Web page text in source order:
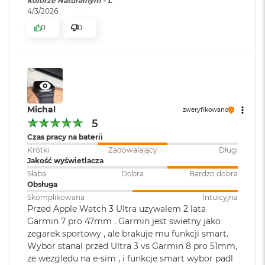
r
a
c
B
o
k
A
i
r
2
T
B
M
a
c
B
o
przygód, a duży, niezwykle jasny wyświetlacz Retina o
jasności do 3000 nitów sprawia, że wyświetlane treści
pozostają czytelne nawet w pełnym słońcu.
Dzięki łączności komórkowej eSIM możesz pozostawać w
muzykę bez konieczności noszenia przy sobie iPhone’a.
Praktyczne korzyści z wyboru tego zegarka
Inwestując w Apple Watch Ultra 3, zyskujesz niezawodny
zegarek, który kompleksowo dba o Twoje zdrowie i
kondycję. Zaawansowane czujniki monitorują Twój puls,
poziom tlenu we krwi, a nawet temperaturę skóry,
dostarczając cennych informacji o stanie zdrowia. Pamiętaj,
że kupując Apple Watch Ultra 3 w Lantre, masz pewność, że
sprzęt pochodzi z oficjalnej dystrybucji i posiada gwarancje
Apple.
4/3/2026
0
0
Michal zweryfikowano
5
Czas pracy na baterii
Krótki
Zadowalający
Długi
Jakość wyświetlacza
Słaba
Dobra
Bardzo dobra
Obsługa
Skomplikowana
Intuicyjna
Przed Apple Watch 3 Ultra uzywalem 2 lata
Garmin 7 pro 47mm . Garmin jest swietny jako
zegarek sportowy , ale brakuje mu funkcji smart.
Wybor stanal przed Ultra 3 vs Garmin 8 pro 51mm,
ze wezgledu na e-sim , i funkcje smart wybor padl